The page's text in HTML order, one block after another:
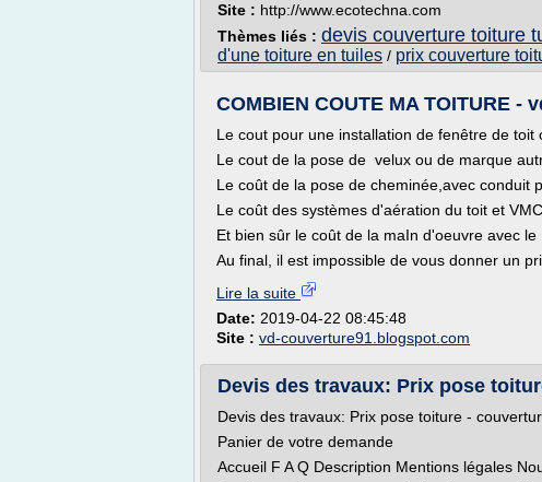
Site : http://www.ecotechna.com
Thèmes liés : devis couverture toiture
d'une toiture en tuiles / prix couverture
COMBIEN COUTE MA TOITURE
Le cout pour une installation de fenêtre de toit
Le cout de la pose de velux ou de marque
Le coût de la pose de cheminée,avec conduit
Le coût des systèmes d'aération du toit et VMC
Et bien sûr le coût de la maIn d'oeuvre avec
Au final, il est impossible de vous donner un
Lire la suite
Date: 2019-04-22 08:45:48
Site : vd-couverture91.blogspot.com
Devis des travaux: Prix pose
Devis des travaux: Prix pose toiture -
Panier de votre demande
Accueil F A Q Description Mentions légales